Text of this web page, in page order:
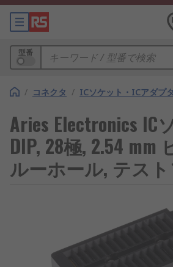
型番
/ コネクタ / ICソケット・ICアダプタ
Aries Electronics IC
DIP, 28極, 2.54 mm
ルーホール, テス